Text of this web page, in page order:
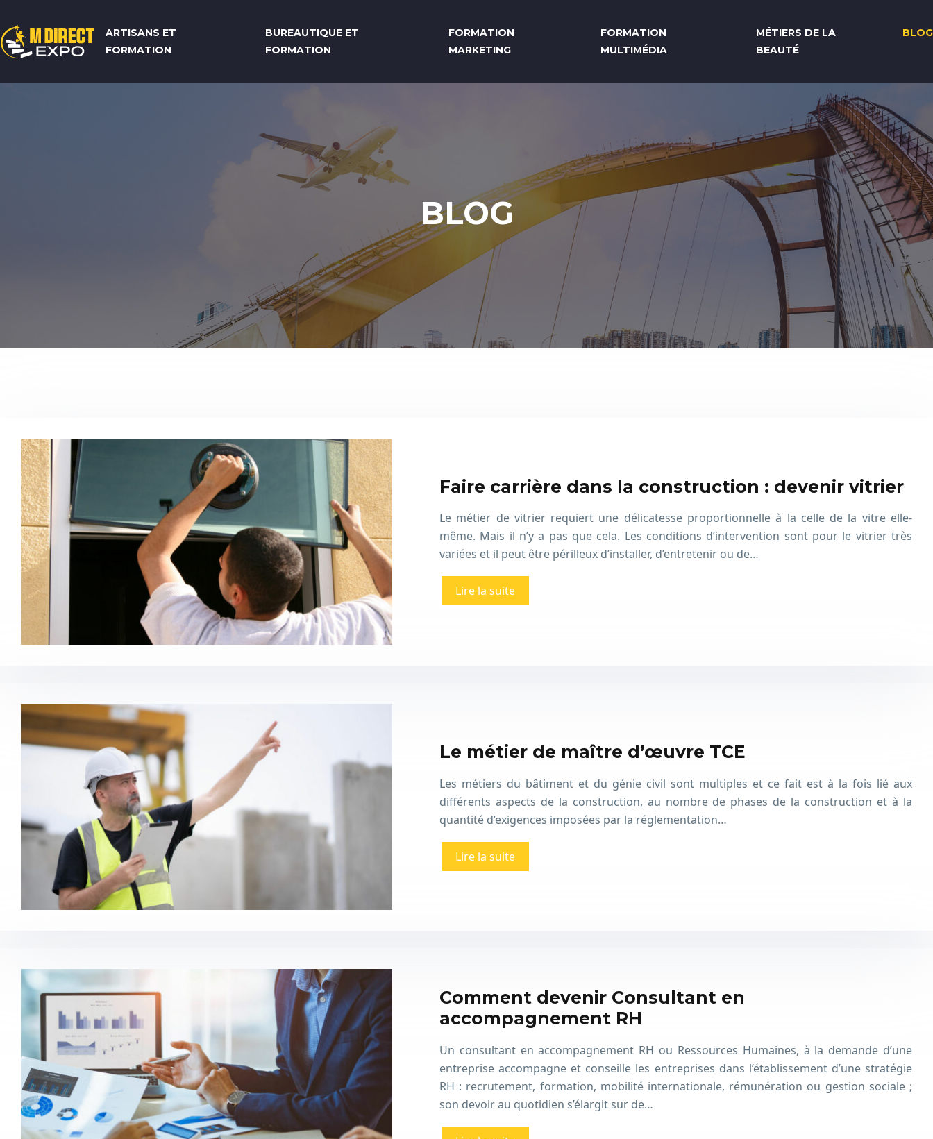
ARTISANS ET
FORMATION
BUREAUTIQUE ET
FORMATION
FORMATION
MARKETING
FORMATION
MULTIMÉDIA
MÉTIERS DE LA
BEAUTÉ
BLOG
BLOG
Faire carrière dans la construction : devenir vitrier
Le métier de vitrier requiert une délicatesse proportionnelle à la celle de la vitre elle-
même. Mais il n’y a pas que cela. Les conditions d’intervention sont pour le vitrier très
variées et il peut être périlleux d’installer, d’entretenir ou de…
Lire la suite
Le métier de maître d’œuvre TCE
Les métiers du bâtiment et du génie civil sont multiples et ce fait est à la fois lié aux
différents aspects de la construction, au nombre de phases de la construction et à la
quantité d’exigences imposées par la réglementation…
Lire la suite
Comment devenir Consultant en
accompagnement RH
Un consultant en accompagnement RH ou Ressources Humaines, à la demande d’une
entreprise accompagne et conseille les entreprises dans l’établissement d’une stratégie
RH : recrutement, formation, mobilité internationale, rémunération ou gestion sociale ;
son devoir au quotidien s’élargit sur de…